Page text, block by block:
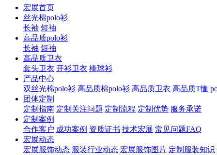
宏展首页
丝光棉polo衫
长袖 短袖
高品质polo衫
长袖 短袖
高品质卫衣
套头卫衣 开衫卫衣 棒球衫
产品中心
双丝光棉polo衫 高品质棉polo衫 高品质卫衣 高品质T恤
团体定制
定制指南 定制关注问题 定制流程 定制优势 服务承诺
定制案例
合作客户 成功案例 资质证书 技术宏展 常见问题FAQ
宏展动态
宏展服饰动态 服装行业动态 宏展服饰图片 定制服装知识